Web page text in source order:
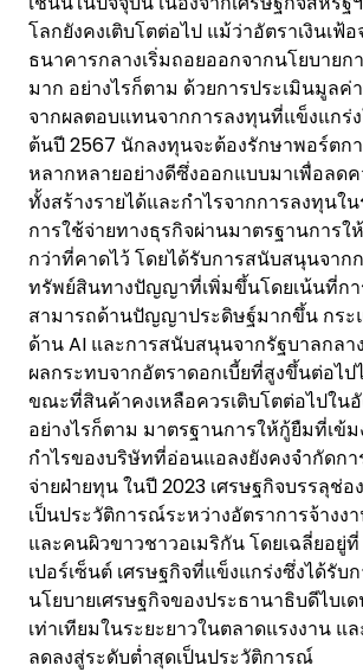
โลกยังคงเติบโตต่อไป แม้ว่าอัตราเงินเฟ้
ธนาคารกลางเริ่มถอยออกจากนโยบายก
มาก อย่างไรก็ตาม ด้วยการประเมินมูลค่
จากผลตอบแทนจากการลงทุนที่แข็งแกร่
ต้นปี 2567 นักลงทุนจะต้องรักษาพอร์ตก
หลากหลายอย่างดีซึ่งออกแบบมาเพื่อลดค
ทั้งสร้างรายได้และกำไรจากการลงทุนใ
การใช้จ่ายทางธุรกิจผ่านมาตรฐานการใ
กว่าที่คาดไว้ โดยได้รับการสนับสนุนจาก
ทรัพย์สินทางปัญญาที่เพิ่มขึ้นโดยเน้นที่ก
สามารถด้านปัญญาประดิษฐ์มากขึ้น กระ
ด้าน AI และการสนับสนุนจากรัฐบาลกลา
ผลกระทบจากอัตราดอกเบี้ยที่สูงขึ้นต่อไป
ขณะที่สินค้าคงเหลือควรเติบโตต่อไปใน
อย่างไรก็ตาม มาตรฐานการให้กู้ยืมที่เข้
กำไรของบริษัทที่อ่อนแอลงยังคงจำกัดกา
จ่ายฝ่ายทุน ในปี 2023 เศรษฐกิจบรรลุช่อ
เป็นประวัติการณ์ระหว่างอัตราการจ้างง
และคนผิวขาวชาวอเมริกัน โดยเฉลี่ยอยู่
เปอร์เซ็นต์ เศรษฐกิจที่แข็งแกร่งซึ่งได้รั
นโยบายเศรษฐกิจของประธานาธิบดีไบเ
เท่าเทียมในระยะยาวในตลาดแรงงาน แ
ลดลงสู่ระดับต่ำสุดเป็นประวัติการณ์